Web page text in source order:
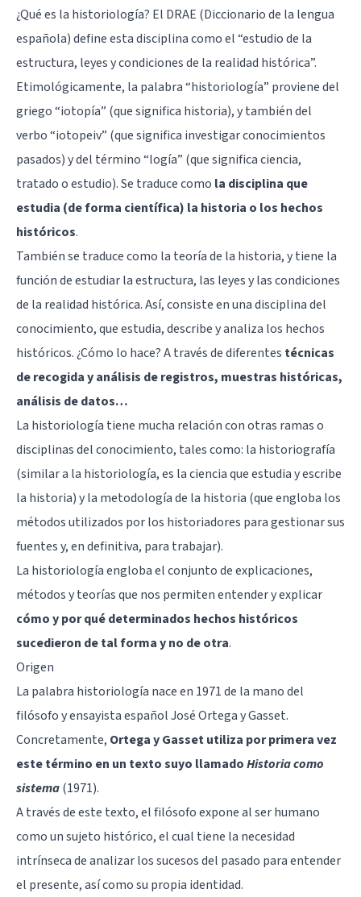
¿Qué es la historiología? El DRAE (Diccionario de la lengua
española) define esta disciplina como el “estudio de la
estructura, leyes y condiciones de la realidad histórica”.
Etimológicamente, la palabra “historiología” proviene del
griego “iotopía” (que significa historia), y también del
verbo “iotopeiv” (que significa investigar conocimientos
pasados) y del término “logía” (que significa ciencia,
tratado o estudio). Se traduce como la disciplina que
estudia (de forma científica) la historia o los hechos
históricos.
También se traduce como la teoría de la historia, y tiene la
función de estudiar la estructura, las leyes y las condiciones
de la realidad histórica. Así, consiste en una disciplina del
conocimiento, que estudia, describe y analiza los hechos
históricos. ¿Cómo lo hace? A través de diferentes técnicas
de recogida y análisis de registros, muestras históricas,
análisis de datos…
La historiología tiene mucha relación con otras ramas o
disciplinas del conocimiento, tales como: la historiografía
(similar a la historiología, es la ciencia que estudia y escribe
la historia) y la metodología de la historia (que engloba los
métodos utilizados por los historiadores para gestionar sus
fuentes y, en definitiva, para trabajar).
La historiología engloba el conjunto de explicaciones,
métodos y teorías que nos permiten entender y explicar
cómo y por qué determinados hechos históricos
sucedieron de tal forma y no de otra.
Origen
La palabra historiología nace en 1971 de la mano del
filósofo y ensayista español José Ortega y Gasset.
Concretamente, Ortega y Gasset utiliza por primera vez
este término en un texto suyo llamadoHistoria como
sistema(1971).
A través de este texto, el filósofo expone al ser humano
como un sujeto histórico, el cual tiene la necesidad
intrínseca de analizar los sucesos del pasado para entender
el presente, así como su propia identidad.